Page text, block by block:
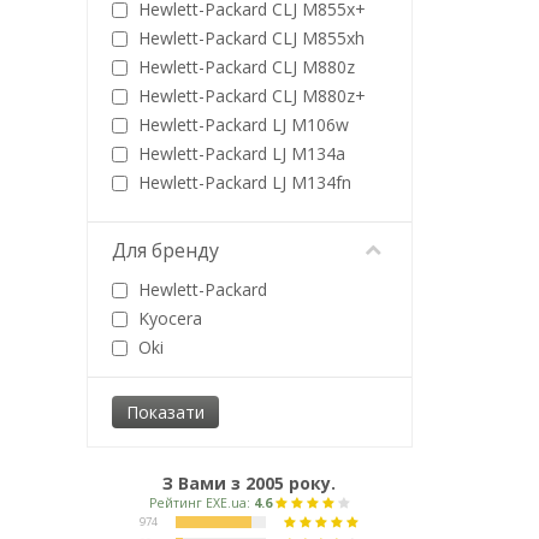
200 стр
2000 стр
205 стр
21 000 стр
210 стр
2100 стр
220 стр
2300 стр
235 стр
24 000 стр
2400 стр
244 стр
25 000 стр
250 стр
2600 стр
2700 стр
Star
Xerox
Hewlett-Packard CLJ M855x+
Hewlett-Packard CLJ M855xh
Hewlett-Packard CLJ M880z
Hewlett-Packard CLJ M880z+
Hewlett-Packard LJ M106w
Hewlett-Packard LJ M134a
Hewlett-Packard LJ M134fn
Hewlett-Packard LJ Pro M227
Для бренду
Hewlett-Packard
Kyocera
Oki
З Вами з 2005 року.